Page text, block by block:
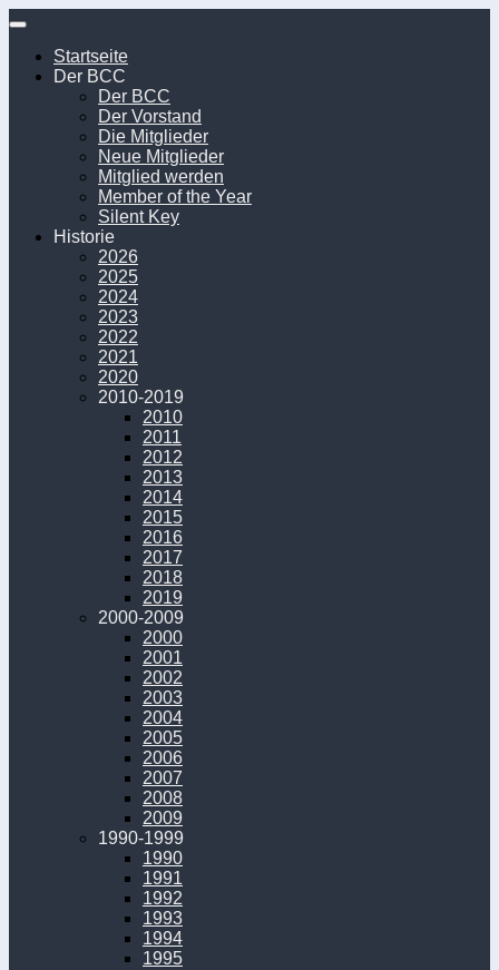
Unter
Inhalt
Startseite
Der BCC
Der BCC
Der Vorstand
Die Mitglieder
Neue Mitglieder
Mitglied werden
Member of the Year
Silent Key
Historie
2026
2025
2024
2023
2022
2021
2020
2010-2019
2010
2011
2012
2013
2014
2015
2016
2017
2018
2019
2000-2009
2000
2001
2002
2003
2004
2005
2006
2007
2008
2009
1990-1999
1990
1991
1992
1993
1994
1995